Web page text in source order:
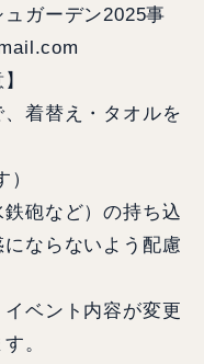
ュガーデン2025事
、着替え・タオルを
鉄砲など）の持ち込
ならないよう配慮
イベント内容が変更
。